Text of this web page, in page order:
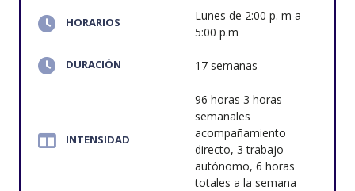
HORARIOS
Lunes de 2:00 p. m a
5:00 p.m
DURACIÓN 17 semanas
INTENSIDAD
96 horas 3 horas
semanales
acompañamiento
directo, 3 trabajo
autónomo, 6 horas
totales a la semana